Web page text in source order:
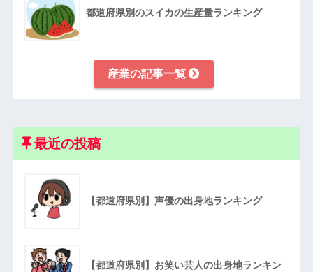
都道府県別のスイカの生産量ランキング
産業の記事一覧
最近の投稿
【都道府県別】声優の出身地ランキング
【都道府県別】お笑い芸人の出身地ランキン